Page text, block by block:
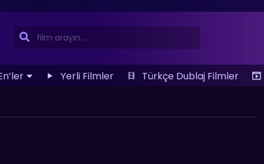
Yerli Filmler
Türkçe Dublaj Filmler